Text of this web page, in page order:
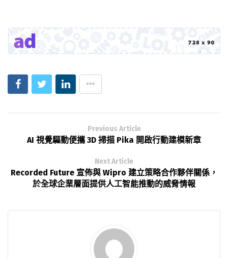
Previous Article
AI 視覺驅動便攜 3D 掃描 Pika 開啟行動建模新章
Next Article
Recorded Future 宣佈與 Wipro 建立策略合作夥伴關係，
於全球企業層面提供人工智能推動的威脅情報